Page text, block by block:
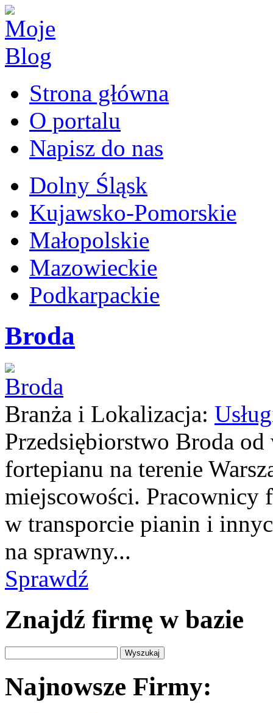
Strona główna
O portalu
Napisz do nas
Dolny Śląsk
Kujawsko-Pomorskie
Małopolskie
Mazowieckie
Podkarpackie
Broda
Branża i Lokalizacja:
Przedsiębiorstwo Broda
fortepianu na terenie
miejscowości. Pracownicy
w transporcie pianin i
na sprawny...
Sprawdź
Znajdź firmę w bazie
Najnowsze Firmy: